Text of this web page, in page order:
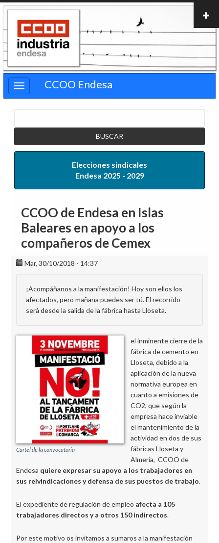
Pasar
contenido
principal
CCOO Endesa
Elecciones sindicales
Endesa 2025 - 2029
CCOO de Endesa en Islas
Baleares en apoyo a los
compañeros de Cemex
Mar, 30/10/2018 - 14:37
¡Acompáñanos a la manifestación! Hoy son ellos los
afectados, pero mañana puedes ser tú. El recorrido
será desde la salida de la fábrica hasta Lloseta.
Cartel de la convocatoria
el inminente cierre de la
fábrica de cemento en
Lloseta, debido a la
aplicación de la nueva
normativa europea en
cuanto a emisiones de
CO2, que según la
empresa hace inviable
el mantenimiento de la
actividad en dos de sus
fábricas Lloseta y
Almería, CCOO de
Endesa quiere expresar su apoyo a los trabajadores en
sus reivindicaciones y defensa de sus puestos de trabajo.
El expediente de regulación de empleo afecta a 105
trabajadores directos y a otros 150 indirectos.
Por este motivo os invitamos a sumaros a la manifestación